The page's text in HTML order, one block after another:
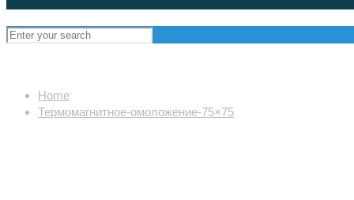
Home
Термомагнитное-омоложение-75×75